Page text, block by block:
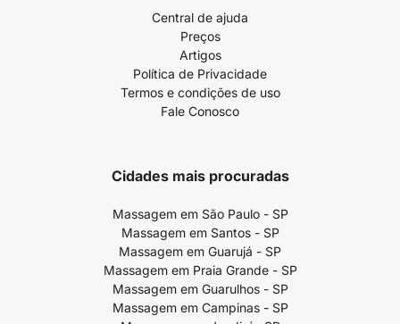
Central de ajuda
Preços
Artigos
Política de Privacidade
Termos e condições de uso
Fale Conosco
Cidades mais procuradas
Massagem em São Paulo - SP
Massagem em Santos - SP
Massagem em Guarujá - SP
Massagem em Praia Grande - SP
Massagem em Guarulhos - SP
Massagem em Campinas - SP